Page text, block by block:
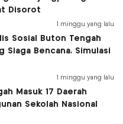
Disorot
1 minggu yang lalu
Sosial Buton Tengah
Siaga Bencana, Simulasi
1 minggu yang lalu
Masuk 17 Daerah
Sekolah Nasional